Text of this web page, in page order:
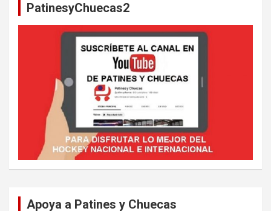
PatinesyChuecas2
Apoya a Patines y Chuecas